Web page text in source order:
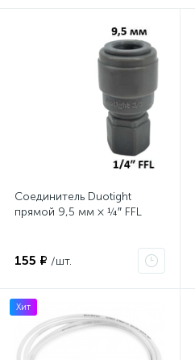
Соединитель Duotight
прямой 9,5 мм × ¼″ FFL
155 ₽ /шт.
Хит